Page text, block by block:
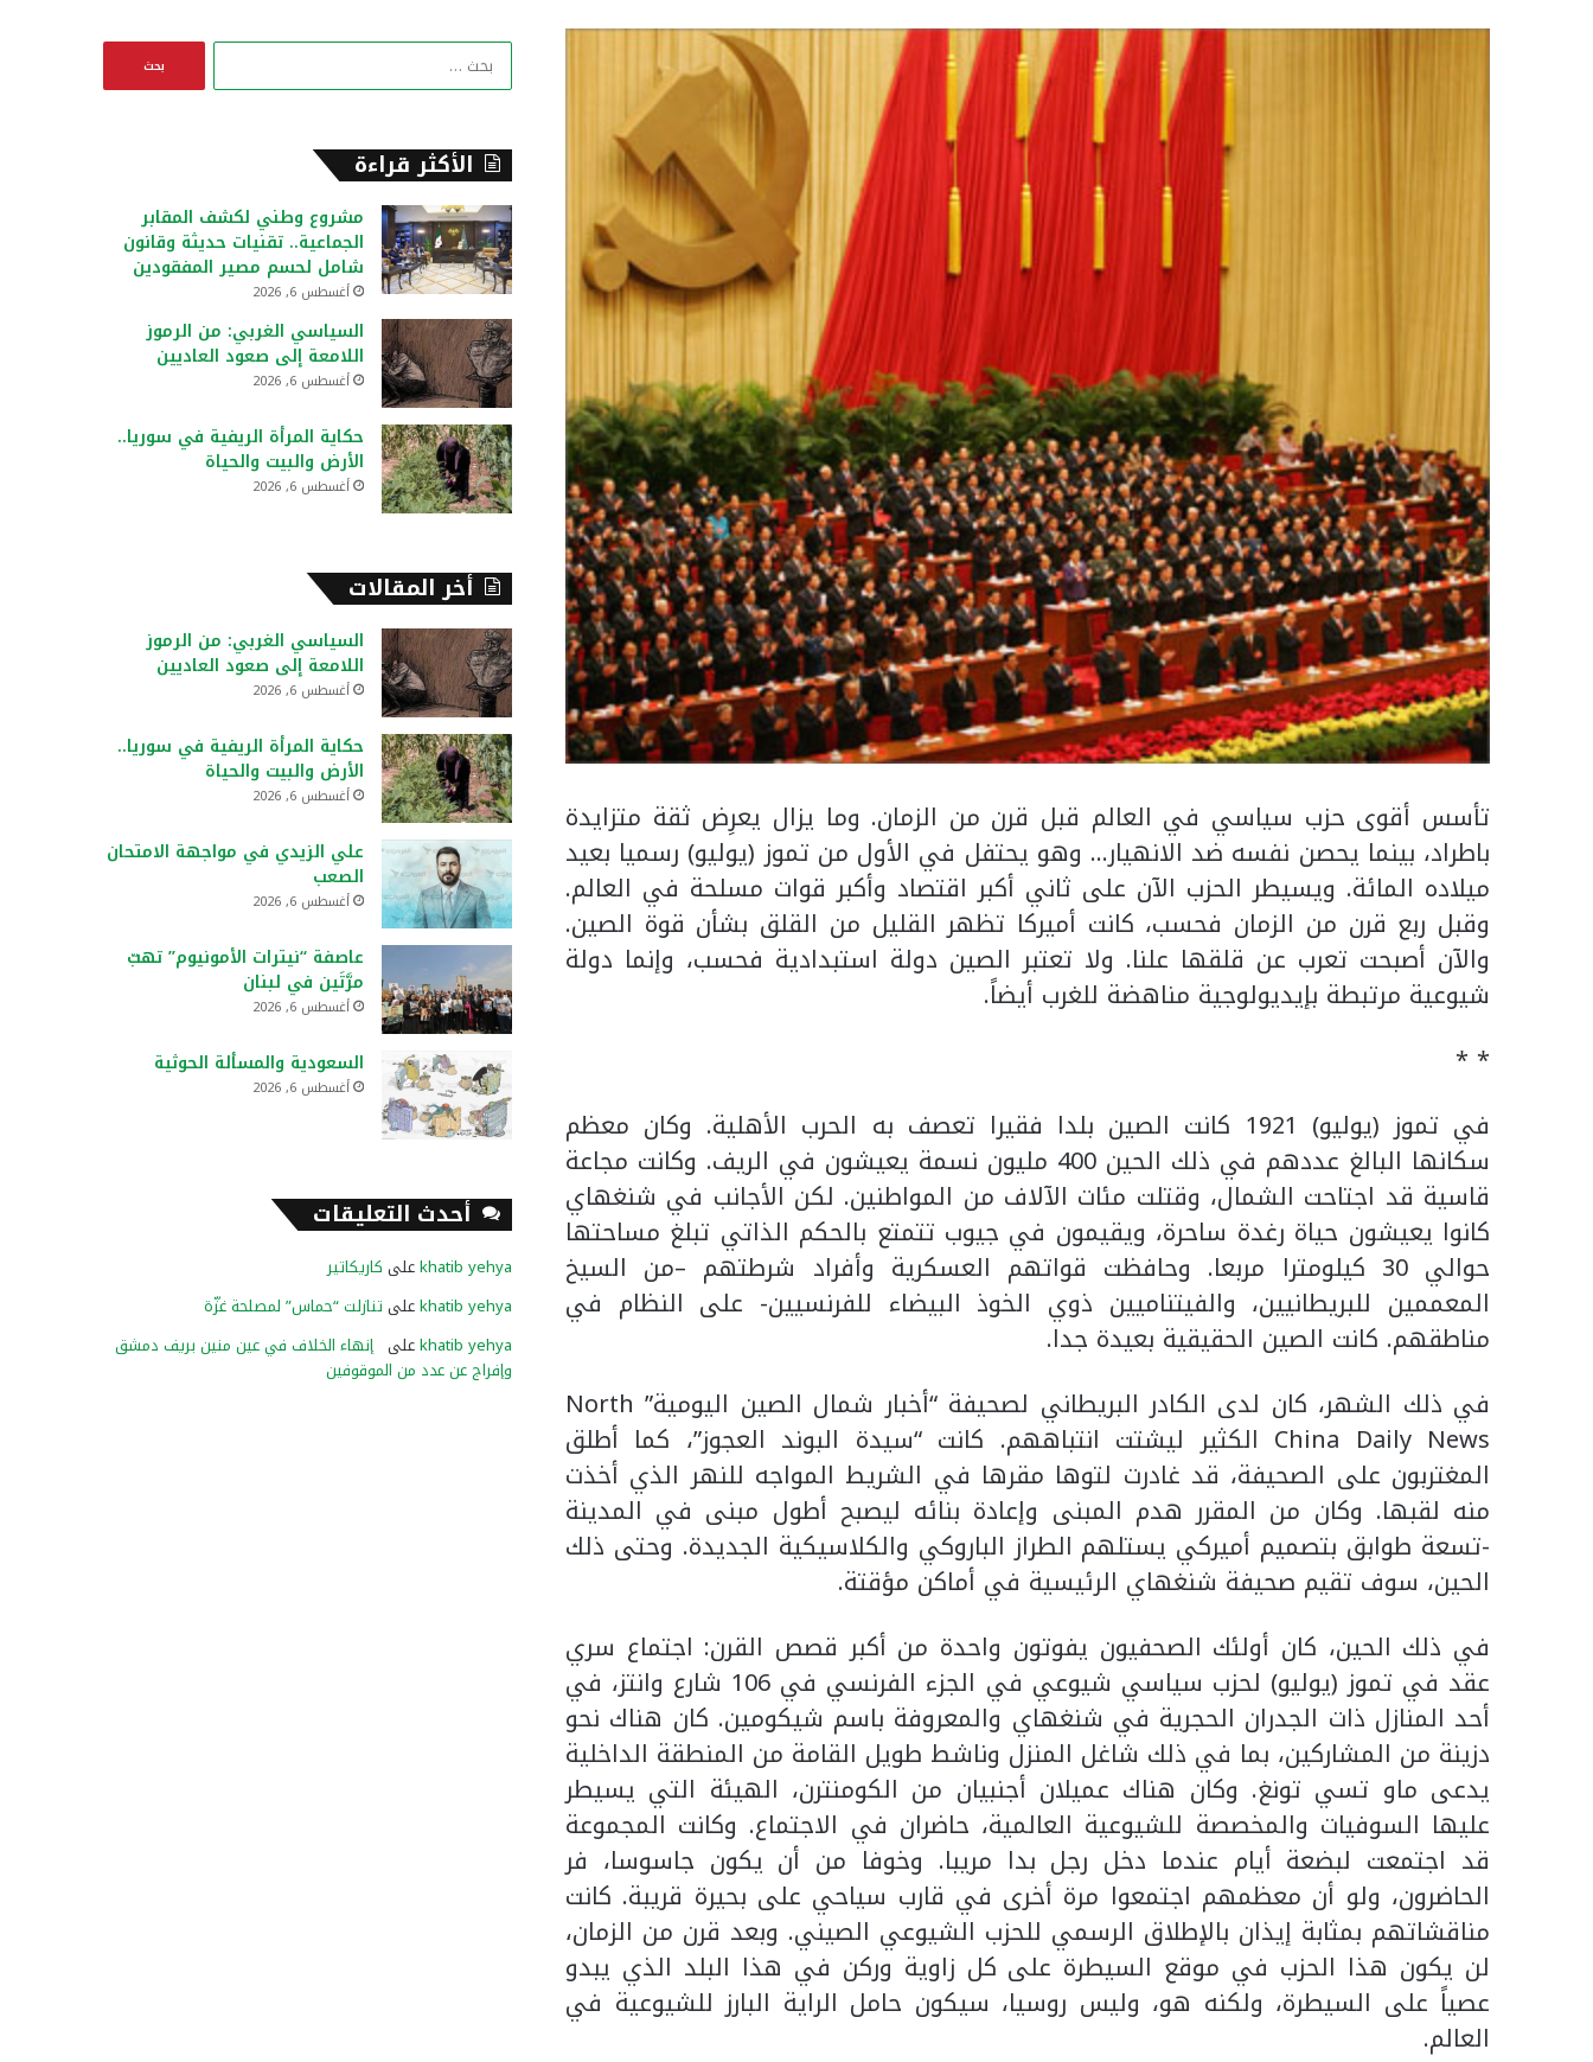
تأسس أقوى حزب سياسي في العالم قبل قرن من الزمان. وما يزال يعرِض ثقة متزايدة
باطراد، بينما يحصن نفسه ضد الانهيار… وهو يحتفل في الأول من تموز (يوليو) رسميا بعيد
ميلاده المائة. ويسيطر الحزب الآن على ثاني أكبر اقتصاد وأكبر قوات مسلحة في العالم.
وقبل ربع قرن من الزمان فحسب، كانت أميركا تظهر القليل من القلق بشأن قوة الصين.
والآن أصبحت تعرب عن قلقها علنا. ولا تعتبر الصين دولة استبدادية فحسب، وإنما دولة
شيوعية مرتبطة بإيديولوجية مناهضة للغرب أيضاً.
* *
في تموز (يوليو) 1921 كانت الصين بلدا فقيرا تعصف به الحرب الأهلية. وكان معظم
سكانها البالغ عددهم في ذلك الحين 400 مليون نسمة يعيشون في الريف. وكانت مجاعة
قاسية قد اجتاحت الشمال، وقتلت مئات الآلاف من المواطنين. لكن الأجانب في شنغهاي
كانوا يعيشون حياة رغدة ساحرة، ويقيمون في جيوب تتمتع بالحكم الذاتي تبلغ مساحتها
حوالي 30 كيلومترا مربعا. وحافظت قواتهم العسكرية وأفراد شرطتهم –من السيخ
المعممين للبريطانيين، والفيتناميين ذوي الخوذ البيضاء للفرنسيين- على النظام في
مناطقهم. كانت الصين الحقيقية بعيدة جدا.
في ذلك الشهر، كان لدى الكادر البريطاني لصحيفة “أخبار شمال الصين اليومية” North
China Daily News الكثير ليشتت انتباههم. كانت “سيدة البوند العجوز”، كما أطلق
المغتربون على الصحيفة، قد غادرت لتوها مقرها في الشريط المواجه للنهر الذي أخذت
منه لقبها. وكان من المقرر هدم المبنى وإعادة بنائه ليصبح أطول مبنى في المدينة
-تسعة طوابق بتصميم أميركي يستلهم الطراز الباروكي والكلاسيكية الجديدة. وحتى ذلك
الحين، سوف تقيم صحيفة شنغهاي الرئيسية في أماكن مؤقتة.
في ذلك الحين، كان أولئك الصحفيون يفوتون واحدة من أكبر قصص القرن: اجتماع سري
عقد في تموز (يوليو) لحزب سياسي شيوعي في الجزء الفرنسي في 106 شارع وانتز، في
أحد المنازل ذات الجدران الحجرية في شنغهاي والمعروفة باسم شيكومين. كان هناك نحو
دزينة من المشاركين، بما في ذلك شاغل المنزل وناشط طويل القامة من المنطقة الداخلية
يدعى ماو تسي تونغ. وكان هناك عميلان أجنبيان من الكومنترن، الهيئة التي يسيطر
عليها السوفيات والمخصصة للشيوعية العالمية، حاضران في الاجتماع. وكانت المجموعة
قد اجتمعت لبضعة أيام عندما دخل رجل بدا مريبا. وخوفا من أن يكون جاسوسا، فر
الحاضرون، ولو أن معظمهم اجتمعوا مرة أخرى في قارب سياحي على بحيرة قريبة. كانت
مناقشاتهم بمثابة إيذان بالإطلاق الرسمي للحزب الشيوعي الصيني. وبعد قرن من الزمان،
لن يكون هذا الحزب في موقع السيطرة على كل زاوية وركن في هذا البلد الذي يبدو
عصياً على السيطرة، ولكنه هو، وليس روسيا، سيكون حامل الراية البارز للشيوعية في
العالم.
ا
ن
:
الأكثر قراءة
مشروع وطني لكشف المقابر
الجماعية.. تقنيات حديثة وقانون
شامل لحسم مصير المفقودين
أغسطس 6, 2026
السياسي الغربي: من الرموز
اللامعة إلى صعود العاديين
أغسطس 6, 2026
حكاية المرأة الريفية في سوريا..
الأرض والبيت والحياة
أغسطس 6, 2026
أخر المقالات
السياسي الغربي: من الرموز
اللامعة إلى صعود العاديين
أغسطس 6, 2026
حكاية المرأة الريفية في سوريا..
الأرض والبيت والحياة
أغسطس 6, 2026
علي الزيدي في مواجهة الامتحان
الصعب
أغسطس 6, 2026
عاصفة “نيترات الأمونيوم” تهبّ
مرَّتَين في لبنان
أغسطس 6, 2026
السعودية والمسألة الحوثية
أغسطس 6, 2026
أحدث التعليقات
khatib yehyaعلى كاريكاتير
khatib yehyaعلى تنازلت “حماس” لمصلحة غزّة
khatib yehyaعلى إنهاء الخلاف في عين منين بريف دمشق
وإفراج عن عدد من الموقوفين